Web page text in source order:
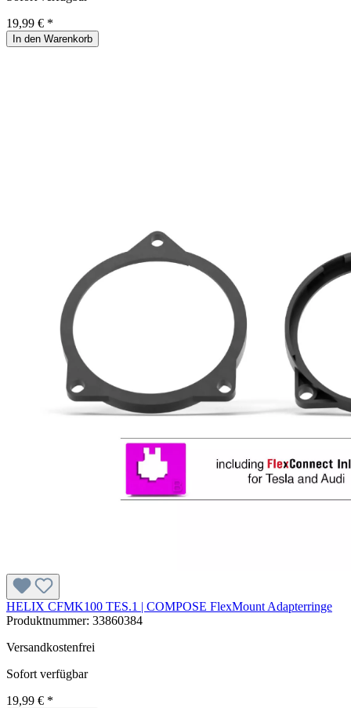
19,99 € *
In den Warenkorb
HELIX CFMK100 TES.1 | COMPOSE FlexMount Adapterringe
Produktnummer: 33860384
Versandkostenfrei
Sofort verfügbar
19,99 € *